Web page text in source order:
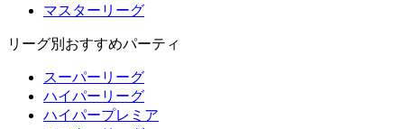
マスターリーグ
リーグ別おすすめパーティ
スーパーリーグ
ハイパーリーグ
ハイパープレミア